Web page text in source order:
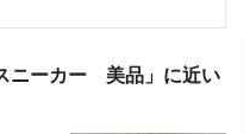
ーカー 美品」に近い